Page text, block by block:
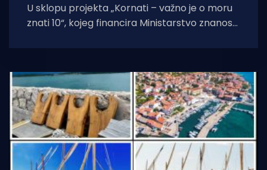
U sklopu projekta „Kornati – važno je o moru
znati 10“, kojeg financira Ministarstvo znanosti,